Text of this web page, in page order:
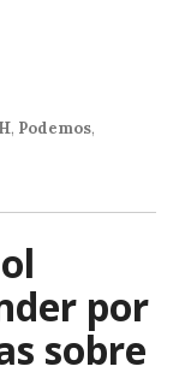
, Podemos,
por
sobre